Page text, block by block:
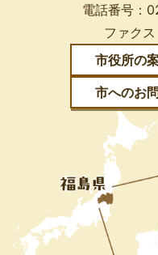
電話番号：
ファクス
市役所の
市へのお